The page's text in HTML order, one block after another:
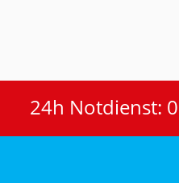
24h Notdienst: